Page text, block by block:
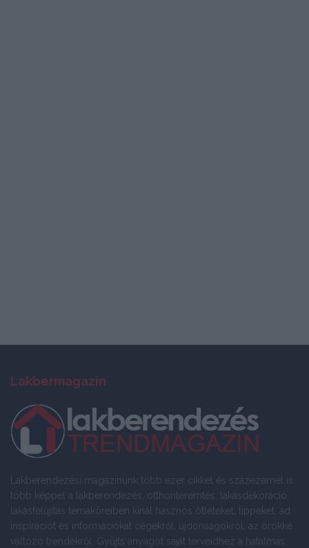
Lakbermagazin
Lakberendezési magazinunk több ezer cikkel és százezernél is
több képpel a lakberendezés, otthonteremtés, lakásdekoráció,
lakásfelújítás témaköreiben kínál hasznos ötleteket, tippeket, ad
inspirációt és információkat cégekről, újdonságokról, az örökké
változó trendekről. Gyűjts anyagot saját terveidhez a hatalmas